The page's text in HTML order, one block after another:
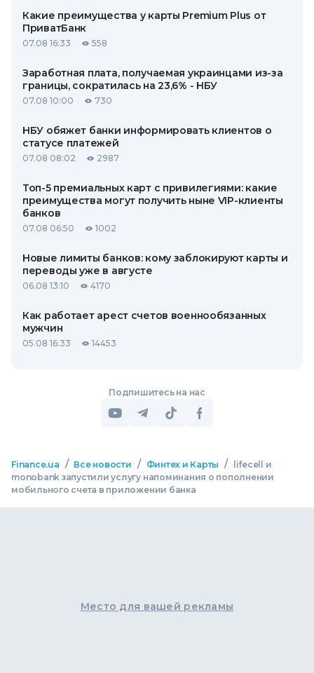
Какие преимущества у карты Premium Plus от
ПриватБанк
07.08 16:33 558
Заработная плата, получаемая украинцами из-за
границы, сократилась на 23,6% - НБУ
07.08 10:00 730
НБУ обяжет банки информировать клиентов о
статусе платежей
07.08 08:02 2987
Топ-5 премиальных карт с привилегиями: какие
преимущества могут получить ныне VIP-клиенты
банков
07.08 06:50 1002
Новые лимиты банков: кому заблокируют карты и
переводы уже в августе
06.08 13:10 4170
Как работает арест счетов военнообязанных
мужчин
05.08 16:33 14453
Подпишитесь на нас
Finance.ua / Все новости / Финтех и Карты /
lifecell и
monobank запустили услугу напоминания о пополнении
мобильного счета в приложении банка
Место для вашей рекламы